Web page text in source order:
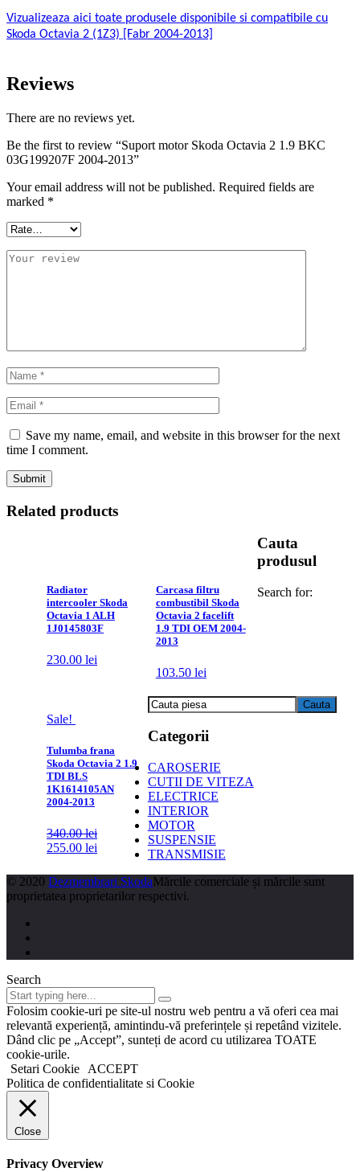
Vizualizeaza aici toate produsele disponibile si compatibile cu
Skoda Octavia 2 (1Z3) [Fabr 2004-2013]
Reviews
There are no reviews yet.
Be the first to review “Suport motor Skoda Octavia 2 1.9 BKC
03G199207F 2004-2013”
Your email address will not be published. Required fields are
marked *
Save my name, email, and website in this browser for the next
time I comment.
Related products
Radiator
intercooler Skoda
Octavia 1 ALH
1J0145803F
230.00 lei
Carcasa filtru
combustibil Skoda
Octavia 2 facelift
1.9 TDI OEM 2004-
2013
103.50 lei
Sale!
Tulumba frana
Skoda Octavia 2 1.9
TDI BLS
1K1614105AN
2004-2013
340.00lei
255.00 lei
Cauta
produsul
Search for:
Categorii
CAROSERIE
CUTII DE VITEZA
ELECTRICE
INTERIOR
MOTOR
SUSPENSIE
TRANSMISIE
© 2020 Dezmembrari SkodaMărcile comerciale și mărcile sunt
proprietatea proprietarilor respectivi.
Search
Folosim cookie-uri pe site-ul nostru web pentru a vă oferi cea mai
relevantă experiență, amintindu-vă preferințele și repetând vizitele.
Dând clic pe „Accept”, sunteți de acord cu utilizarea TOATE
cookie-urile.
Setari Cookie
ACCEPT
Politica de confidentialitate si Cookie
Close
Privacy Overview